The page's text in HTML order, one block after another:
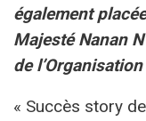
également
Majesté Nanan
de
« Succès story